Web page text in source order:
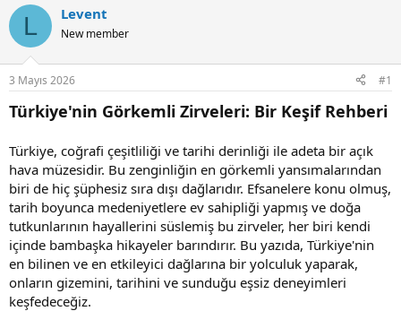
n
u
B
a
ş
l
t
a
n
ş
a
ı
ç
t
r
i
h
i
L Levent
New member
3 Mayıs 2026 #1
Türkiye'nin Görkemli Zirveleri: Bir Keşif Rehberi
Türkiye, coğrafi çeşitliliği ve tarihi derinliği ile adeta bir açık
hava müzesidir. Bu zenginliğin en görkemli yansımalarından
biri de hiç şüphesiz sıra dışı dağlarıdır. Efsanelere konu olmuş,
tarih boyunca medeniyetlere ev sahipliği yapmış ve doğa
tutkunlarının hayallerini süslemiş bu zirveler, her biri kendi
içinde bambaşka hikayeler barındırır. Bu yazıda, Türkiye'nin
en bilinen ve en etkileyici dağlarına bir yolculuk yaparak,
onların gizemini, tarihini ve sunduğu eşsiz deneyimleri
keşfedeceğiz.